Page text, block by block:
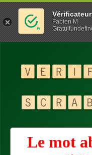
Le mot
Fabien M